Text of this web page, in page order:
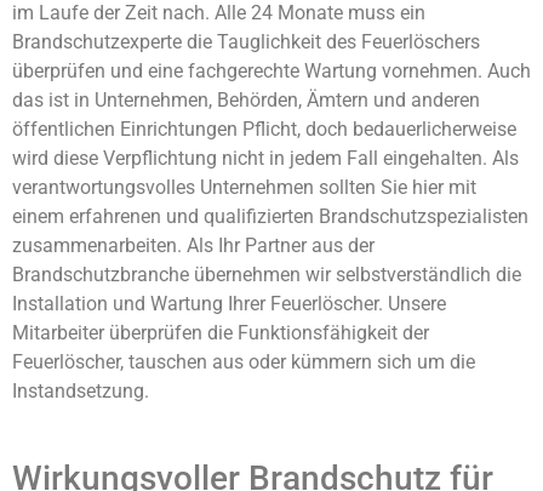
im Laufe der Zeit nach. Alle 24 Monate muss ein
Brandschutzexperte die Tauglichkeit des Feuerlöschers
überprüfen und eine fachgerechte Wartung vornehmen. Auch
das ist in Unternehmen, Behörden, Ämtern und anderen
öffentlichen Einrichtungen Pflicht, doch bedauerlicherweise
wird diese Verpflichtung nicht in jedem Fall eingehalten. Als
verantwortungsvolles Unternehmen sollten Sie hier mit
einem erfahrenen und qualifizierten Brandschutzspezialisten
zusammenarbeiten. Als Ihr Partner aus der
Brandschutzbranche übernehmen wir selbstverständlich die
Installation und Wartung Ihrer Feuerlöscher. Unsere
Mitarbeiter überprüfen die Funktionsfähigkeit der
Feuerlöscher, tauschen aus oder kümmern sich um die
Instandsetzung.
Wirkungsvoller Brandschutz für